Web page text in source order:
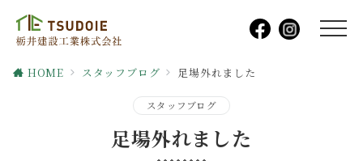
HOME スタッフブログ 足場外れました
スタッフブログ
足場外れました